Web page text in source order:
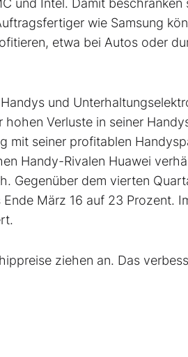
und Intel. Damit
wie Samsung
etwa bei Autos oder
und
Verluste in seiner
mit seiner profitablen
Handy-Rivalen Huawei
Gegenüber dem vierten
März 16 auf 23 Prozent.
ziehen an. Das